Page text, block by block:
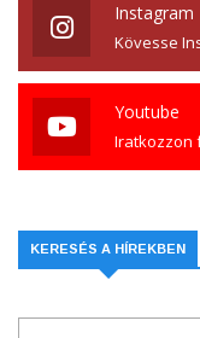
Instagram
Kövesse
Youtube
Iratkozzon
KERESÉS A HÍREKBEN